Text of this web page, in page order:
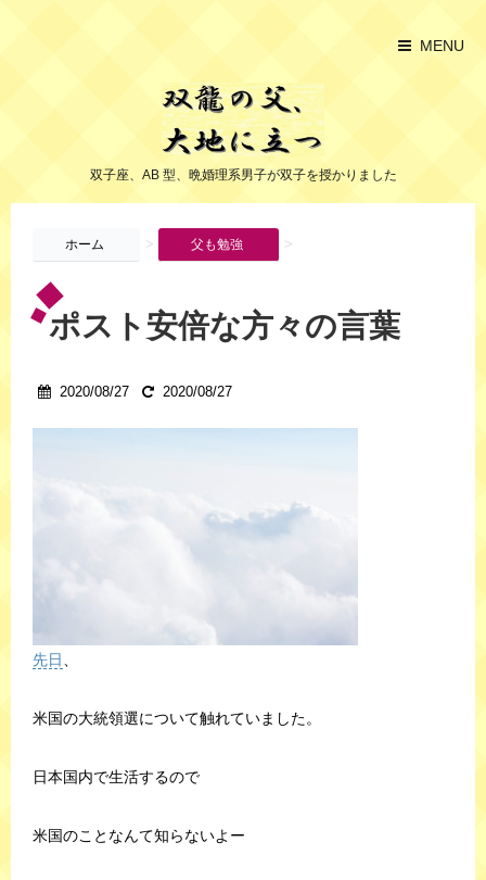
MENU
双子座、AB 型、晩婚理系男子が双子を授かりました
ホーム > 父も勉強 >
ポスト安倍な方々の言葉
2020/08/27 2020/08/27
先日
米国の大統領選について触れていました。
日本国内で生活するので
米国のことなんて知らないよー